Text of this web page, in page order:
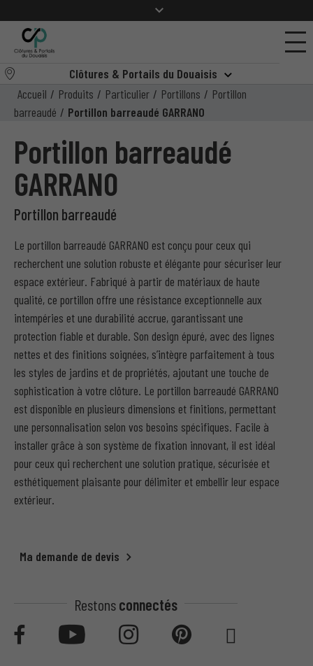
Clôtures & Portails du Douaisis
Accueil / Produits / Particulier / Portillons / Portillon
barreaudé / Portillon barreaudé GARRANO
Portillon barreaudé
GARRANO
Portillon barreaudé
Le portillon barreaudé GARRANO est conçu pour ceux qui
recherchent une solution robuste et élégante pour sécuriser leur
espace extérieur. Fabriqué à partir de matériaux de haute
qualité, ce portillon offre une résistance exceptionnelle aux
intempéries et une durabilité accrue, garantissant une
protection fiable et durable. Son design épuré, avec des lignes
nettes et des finitions soignées, s’intègre parfaitement à tous
les styles de jardins et de propriétés, ajoutant une touche de
sophistication à votre clôture. Le portillon barreaudé GARRANO
est disponible en plusieurs dimensions et finitions, permettant
une personnalisation selon vos besoins spécifiques. Facile à
installer grâce à son système de fixation innovant, il est idéal
pour ceux qui recherchent une solution pratique, sécurisée et
esthétiquement plaisante pour délimiter et embellir leur espace
extérieur.
Ma demande de devis
Restonsconnectés